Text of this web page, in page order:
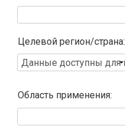
Целевой регион/страна:
Область применения: